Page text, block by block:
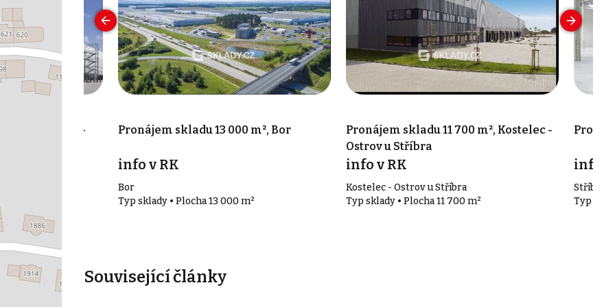
m², Přimda -
Pronájem skladu 13 000 m², Bor
info v RK
Bor
Typ sklady • Plocha 13 000 m²
Pronájem skladu 11 700 m², Kostelec -
Ostrov u Stříbra
info v RK
Kostelec - Ostrov u Stříbra
Typ sklady • Plocha 11 700 m²
info v
Stříbro
Typ
Související články